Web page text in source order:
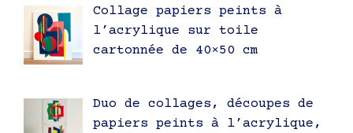
Collage papiers peints à
l’acrylique sur toile
cartonnée de 40×50 cm
Duo de collages, découpes de
papiers peints à l’acrylique,